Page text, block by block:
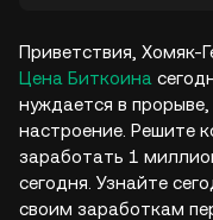
Приветствия, Хомяк-
Цена Биткоина
нуждается в
настроение. Решите
заработать 1
сегодня. Узнайте
своим заработкам